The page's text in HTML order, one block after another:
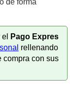
de forma
Pago Expres
rellenando
compra con sus